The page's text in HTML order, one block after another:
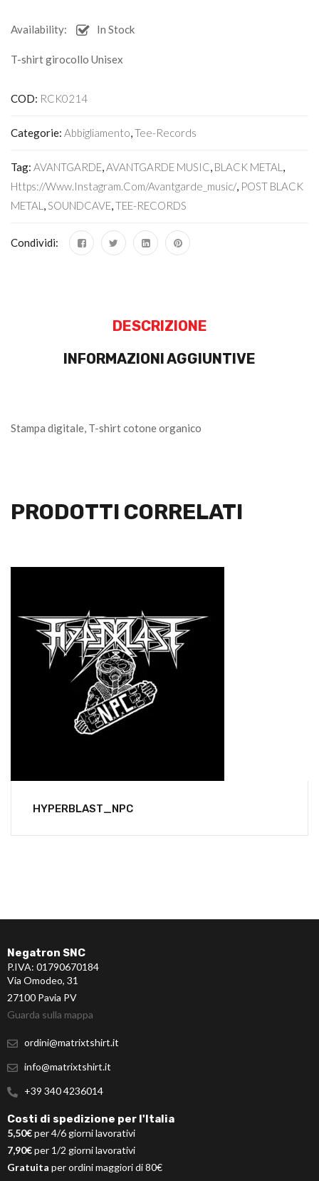
Availability: In Stock
T-shirt girocollo Unisex
COD: RCK0214
Categorie: Abbigliamento,Tee-Records
Tag: AVANTGARDE,AVANTGARDE MUSIC, BLACK METAL ,
Https://www.instagram.com/avantgarde_music/, POST BLACK
METAL ,SOUNDCAVE,TEE-RECORDS
Condividi:
DESCRIZIONE
INFORMAZIONI AGGIUNTIVE
Stampa digitale, T-shirt cotone organico
PRODOTTI CORRELATI
HYPERBLAST_NPC
Negatron SNC
P.IVA: 01790670184
Via Omodeo, 31
27100 Pavia PV
Guarda sulla mappa
ordini@matrixtshirt.it
info@matrixtshirt.it
+39 340 4236014
Costi di spedizione per l'Italia
5,50€per 4/6 giorni lavorativi
7,90€per 1/2 giorni lavorativi
Gratuita per ordini maggiori di 80€